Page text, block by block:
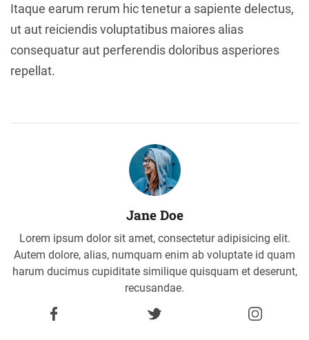
Itaque earum rerum hic tenetur a sapiente delectus,
ut aut reiciendis voluptatibus maiores alias
consequatur aut perferendis doloribus asperiores
repellat.
Jane Doe
Lorem ipsum dolor sit amet, consectetur adipisicing elit.
Autem dolore, alias, numquam enim ab voluptate id quam
harum ducimus cupiditate similique quisquam et deserunt,
recusandae.